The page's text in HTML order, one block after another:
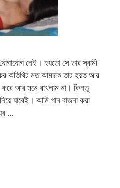
নেই। হয়তো সে তার স্বামী
অতিথির মত আমাকে তার হয়ত আর
আর মনে রাখলাম না। কিন্তু
যাবেই। আমি গান বাজনা করা
…